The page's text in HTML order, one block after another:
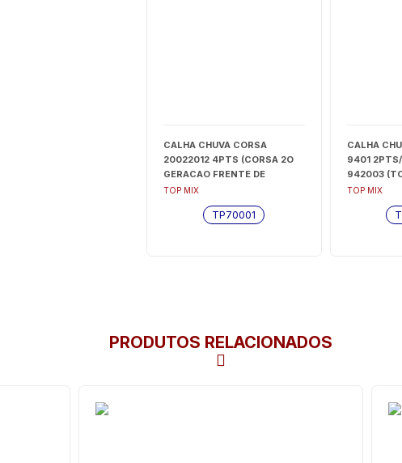
CALHA CHUVA CORSA
20022012 4PTS (CORSA 2O
GERACAO FRENTE DE
MONTANA) - TP70001
TOP MIX
TP70001
CALHA
9401
942003
TOP MIX
PRODUTOS RELACIONADOS